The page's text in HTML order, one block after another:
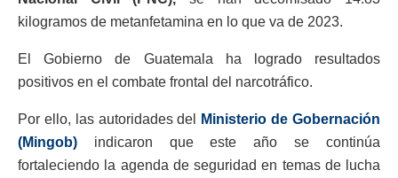
kilogramos de metanfetamina en lo que va de 2023.
El Gobierno de Guatemala ha logrado resultados
positivos en el combate frontal del narcotráfico.
Por ello, las autoridades del
Ministerio de Gobernación
(Mingob) indicaron que este año se continúa
fortaleciendo la agenda de seguridad en temas de lucha